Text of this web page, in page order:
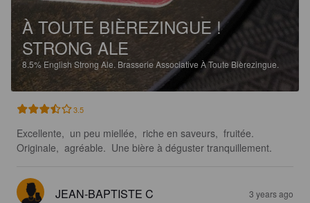
À TOUTE BIÈREZINGUE !
STRONG ALE
8.5% English Strong Ale. Brasserie Associative À Toute Bièrezingue.
3.5
Excellente,  un peu miellée,  riche en saveurs,  fruitée.
Originale,  agréable.  Une bière à déguster tranquillement.
JEAN-BAPTISTE C 3 years ago